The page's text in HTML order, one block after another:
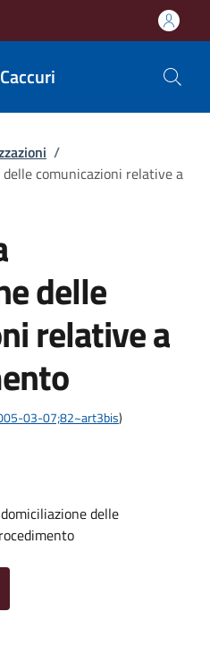
/
comunicazioni relative a
delle
relative a
03-07;82~art3bis)
delle